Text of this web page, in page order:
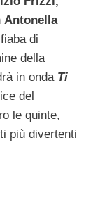
Antonella
di
della
in onda Ti
del
le quinte,
più divertenti